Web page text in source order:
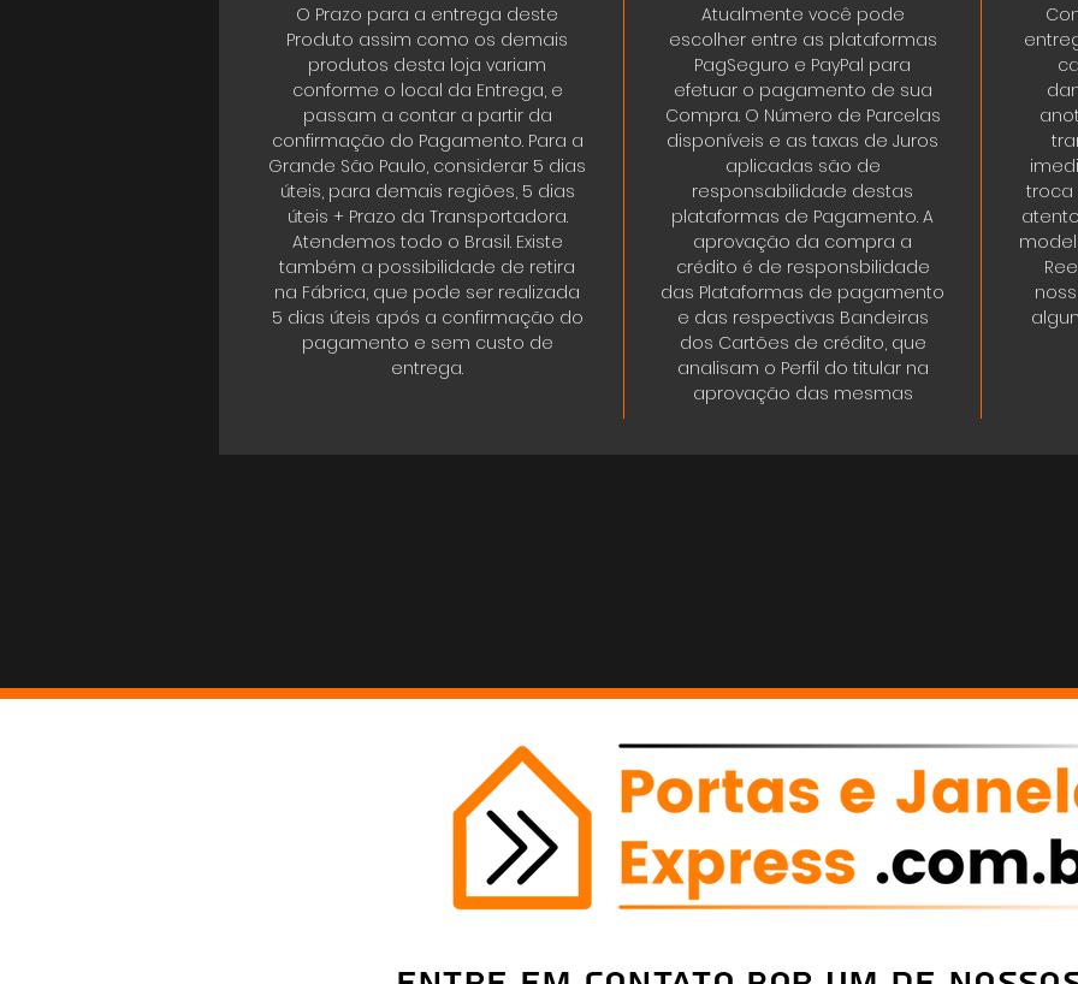
O Prazo para a entrega deste
Produto assim como os demais
produtos desta loja variam
conforme o local da Entrega, e
passam a contar a partir da
confirmação do Pagamento. Para a
Grande São Paulo, considerar 5 dias
úteis, para demais regiões, 5 dias
úteis + Prazo da Transportadora.
Atendemos todo o Brasil. Existe
também a possibilidade de retira
na Fábrica, que pode ser realizada
5 dias úteis após a confirmação do
pagamento e sem custo de
entrega.
Atualmente você pode
escolher entre as plataformas
PagSeguro e PayPal para
efetuar o pagamento de sua
Compra. O Número de Parcelas
disponíveis e as taxas de Juros
aplicadas são de
responsabilidade destas
plataformas de Pagamento. A
aprovação da compra a
crédito é de responsbilidade
das Plataformas de pagamento
e das respectivas Bandeiras
dos Cartões de crédito, que
analisam o Perfil do titular na
aprovação das mesmas
troca